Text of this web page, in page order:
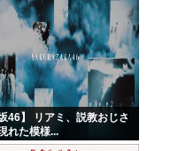
坂46】 リアミ、説教おじさ
れた模様...